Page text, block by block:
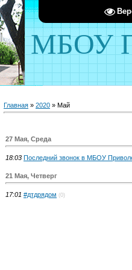
МБОУ
Главная » 2020 » Май
27 Мая, Среда
18:03 Последний звонок в МБОУ
21 Мая, Четверг
17:01 #дтдрядом (0)